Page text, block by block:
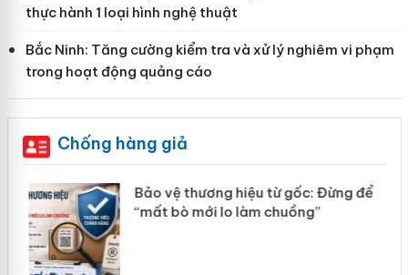
thực hành 1 loại hình nghệ thuật
Bắc Ninh: Tăng cường kiểm tra và xử lý nghiêm vi phạm
trong hoạt động quảng cáo
Chống hàng giả
Bảo vệ thương hiệu từ gốc: Đừng để
“mất bò mới lo làm chuồng”